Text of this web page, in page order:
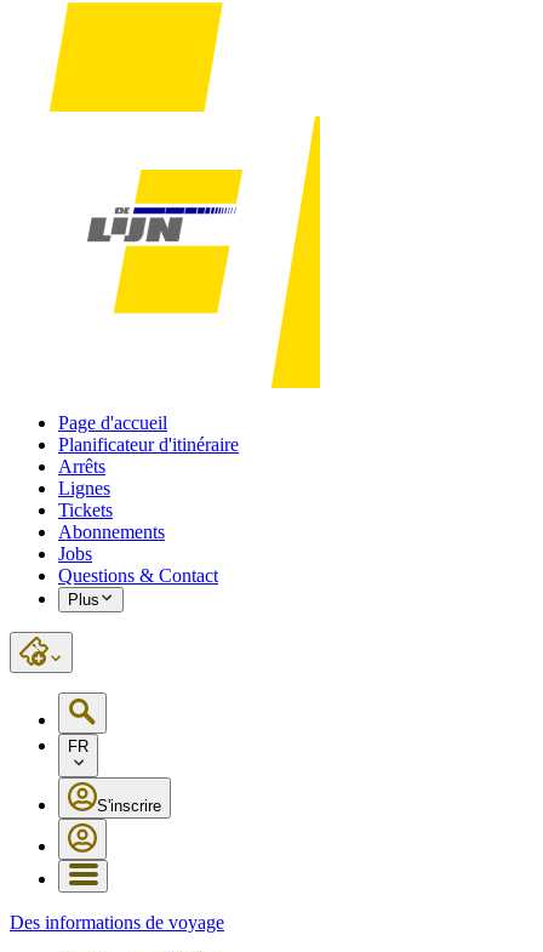
Page d'accueil
Planificateur d'itinéraire
Arrêts
Lignes
Tickets
Abonnements
Jobs
Questions & Contact
Plus
FR
S'inscrire
Des informations de voyage